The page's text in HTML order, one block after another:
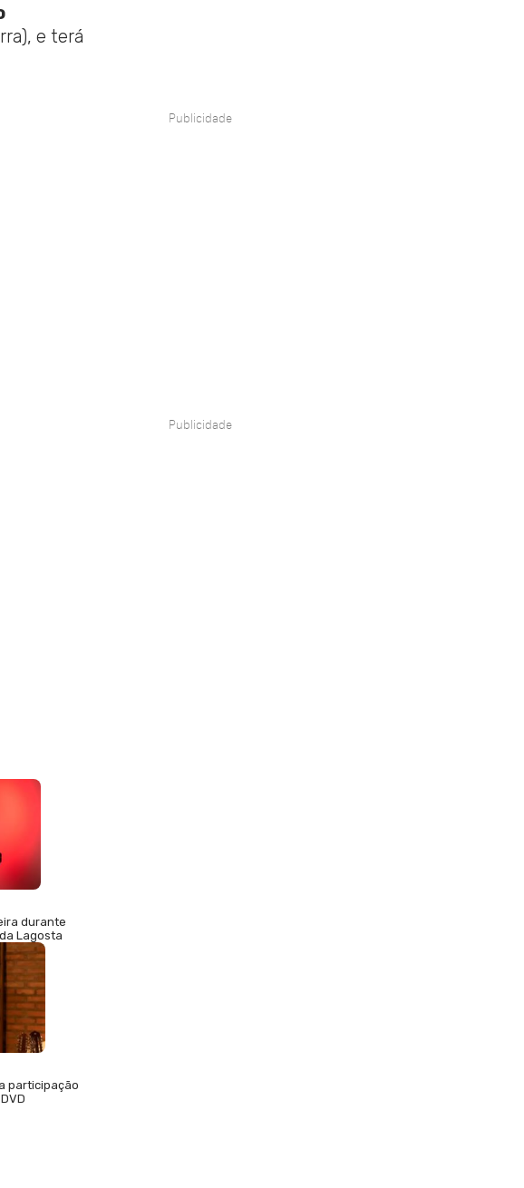
e terá
durante
Lagosta
participação
Publicidade
Publicidade